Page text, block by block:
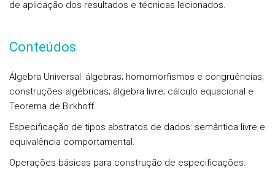
de aplicação dos resultados e técnicas lecionados.
Conteúdos
Álgebra Universal: álgebras; homomorfismos e congruências;
construções algébricas; álgebra livre; cálculo equacional e
Teorema de Birkhoff.
Especificação de tipos abstratos de dados: semântica livre e
equivalência comportamental.
Operações básicas para construção de especificações.